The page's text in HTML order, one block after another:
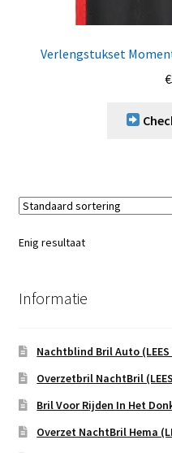
Verlengstukset
€
Enig resultaat
Informatie
Nachtblind Bril Auto (LEES
Overzetbril NachtBril
Bril Voor Rijden In Het
Overzet NachtBril Hema